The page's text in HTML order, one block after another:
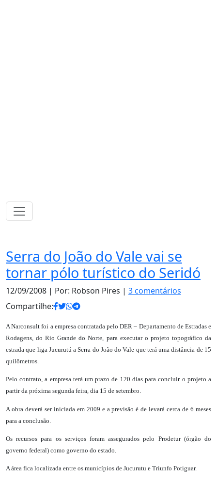
Serra do João do Vale vai se
tornar pólo turístico do Seridó
12/09/2008 | Por: Robson Pires | 3 comentários
Compartilhe:
A Narconsult foi a empresa contratada pelo DER – Departamento de Estradas e
Rodagens, do Rio Grande do Norte, para executar o projeto topográfico da
estrada que liga Jucurutú a Serra do João do Vale que terá uma distância de 15
quilômetros.
Pelo contrato, a empresa terá um prazo de 120 dias para concluir o projeto a
partir da próxima segunda feira, dia 15 de setembro.
A obra deverá ser iniciada em 2009 e a previsão é de levará cerca de 6 meses
para a conclusão.
Os recursos para os serviços foram assegurados pelo Prodetur (órgão do
governo federal) como governo do estado.
A área fica localizada entre os municípios de Jucurutu e Triunfo Potiguar.